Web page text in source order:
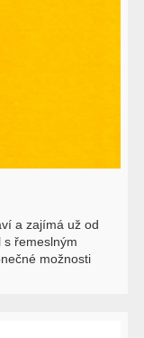
a zajímá už od
s řemeslným
možnosti